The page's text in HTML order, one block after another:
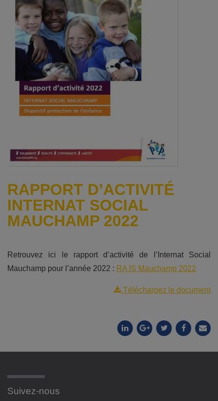
RAPPORT D’ACTIVITÉ
INTERNAT SOCIAL
MAUCHAMP 2022
Retrouvez ici le rapport d’activité de l’Internat Social
Mauchamp pour l’année 2022 : RA IS Mauchamp 2022
Téléchargez le document
Suivez-nous